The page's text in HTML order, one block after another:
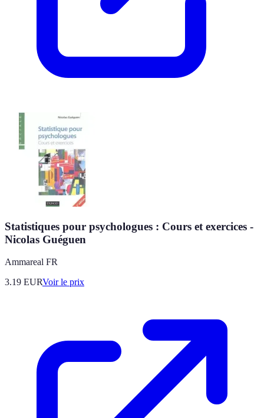
Statistiques pour psychologues : Cours et exercices -
Nicolas Guéguen
Ammareal FR
3.19 EURVoir le prix